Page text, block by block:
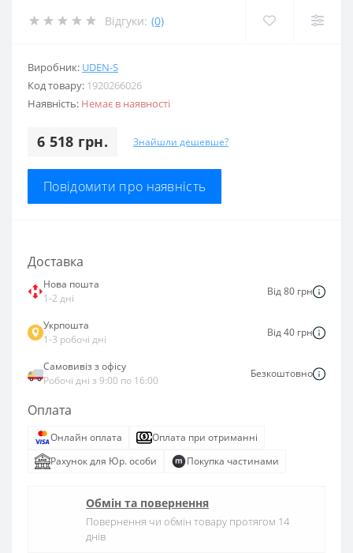
Відгуки: (0)
Виробник: UDEN-S
Код товару: 1920266026
Наявність: Немає в наявності
6 518 грн. Знайшли дешевше?
Повідомити про наявність
Доставка
Нова пошта
1-2 дні
Від 80 грн
Укрпошта
1-3 робочі дні
Від 40 грн
Самовивіз з офісу
Робочі дні з 9:00 по 16:00
Безкоштовно
Оплата
Онлайн оплата
Оплата при отриманні
Рахунок для Юр. особи
Покупка частинами
Обмін та повернення
Повернення чи обмін товару протягом 14
днів